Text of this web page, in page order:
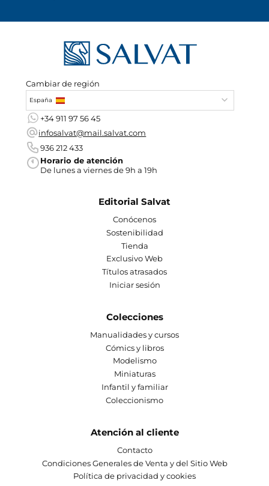
Cambiar de región
España
+34 911 97 56 45
infosalvat@mail.salvat.com
936 212 433
Horario de atención
De lunes a viernes de 9h a 19h
Editorial Salvat
Conócenos
Sostenibilidad
Tienda
Exclusivo Web
Títulos atrasados
Iniciar sesión
Colecciones
Manualidades y cursos
Cómics y libros
Modelismo
Miniaturas
Infantil y familiar
Coleccionismo
Atención al cliente
Contacto
Condiciones Generales de Venta y del Sitio Web
Política de privacidad y cookies